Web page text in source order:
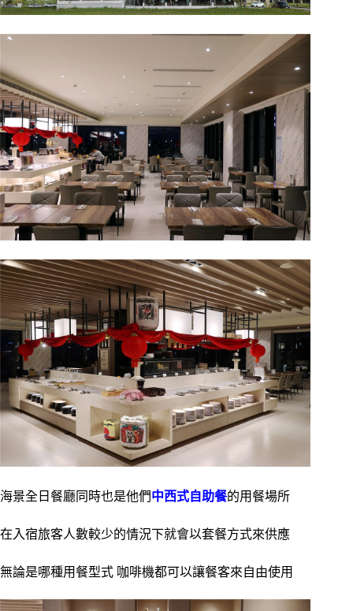
海景全日餐廳同時也是他們中西式自助餐的用餐場所
在入宿旅客人數較少的情況下就會以套餐方式來供應
無論是哪種用餐型式 咖啡機都可以讓餐客來自由使用